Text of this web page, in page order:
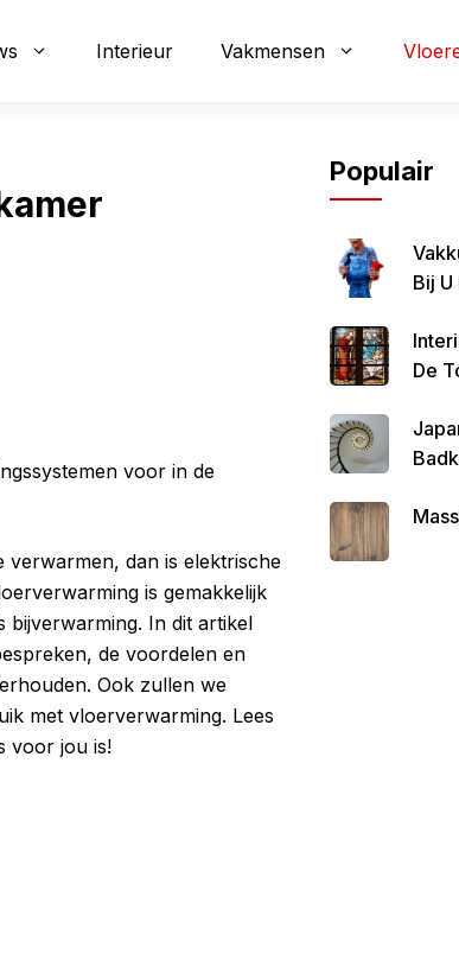
Interieur Vakmensen
voor in de
verwarmen, dan is elektrische
is gemakkelijk
In dit artikel
de voordelen en
Ook zullen we
met vloerverwarming. Lees
voor jou is!
Populair
Bij U
De